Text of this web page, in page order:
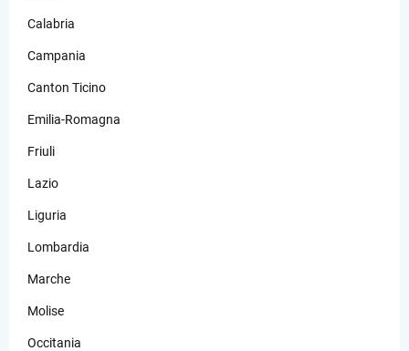
Calabria
Campania
Canton Ticino
Emilia-Romagna
Friuli
Lazio
Liguria
Lombardia
Marche
Molise
Occitania